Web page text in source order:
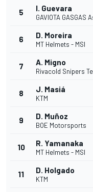
5 I. Guevara
GAVIOTA GASGAS
6 D. Moreira
MT Helmets - MSI
7 A. Migno
Rivacold Snipers
8 J. Masiá
KTM
9 D. Muñoz
BOE Motorsports
10 R. Yamanaka
MT Helmets - MSI
11 D. Holgado
KTM